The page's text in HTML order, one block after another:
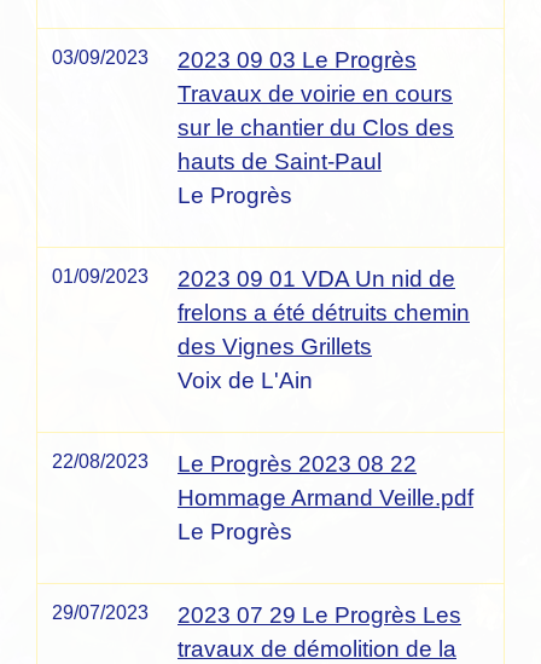
03/09/2023
2023 09 03 Le Progrès
Travaux de voirie en cours
sur le chantier du Clos des
hauts de Saint-Paul
Le Progrès
01/09/2023
2023 09 01 VDA Un nid de
frelons a été détruits chemin
des Vignes Grillets
Voix de L'Ain
22/08/2023
Le Progrès 2023 08 22
Hommage Armand Veille.pdf
Le Progrès
29/07/2023
2023 07 29 Le Progrès Les
travaux de démolition de la